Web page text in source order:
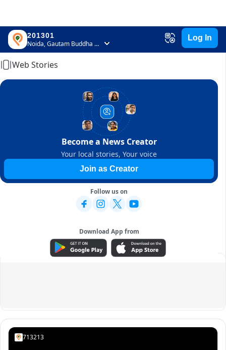
201301
Noida, Gautam Buddha Nagar, Uttar Pradesh
Log In
Home
Web Stories
Become a News Creator
Your local stories, Your voice
Join as Creator
Follow us on
Download App from
ADVERTISEMENT
713213